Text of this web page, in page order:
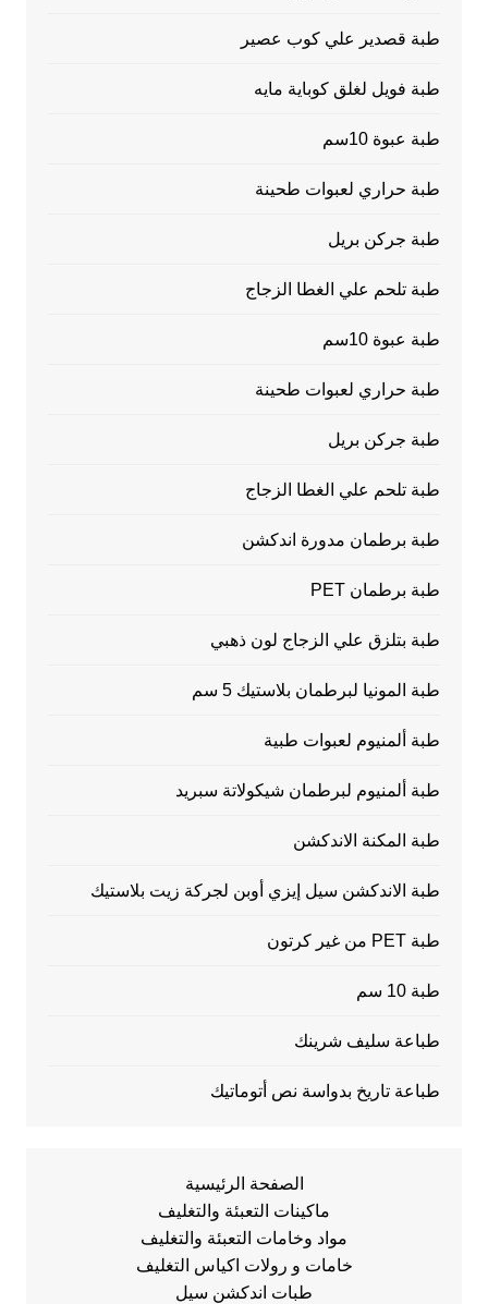
طبة قصدير علي كوب عصير
طبة فويل لغلق كوباية مايه
طبة عبوة 10سم
طبة حراري لعبوات طحينة
طبة جركن بريل
طبة تلحم علي الغطا الزجاج
طبة عبوة 10سم
طبة حراري لعبوات طحينة
طبة جركن بريل
طبة تلحم علي الغطا الزجاج
طبة برطمان مدورة اندكشن
طبة برطمان PET
طبة بتلزق علي الزجاج لون ذهبي
طبة المونيا لبرطمان بلاستيك 5 سم
طبة ألمنيوم لعبوات طبية
طبة ألمنيوم لبرطمان شيكولاتة سبريد
طبة المكنة الاندكشن
طبة الاندكشن سيل إيزي أوبن لجركة زيت بلاستيك
طبة PET من غير كرتون
طبة 10 سم
طباعة سليف شرينك
طباعة تاريخ بدواسة نص أتوماتيك
الصفحة الرئيسية
ماكينات التعبئة والتغليف
مواد وخامات التعبئة والتغليف
خامات و رولات اكياس التغليف
طبات اندكشن سيل